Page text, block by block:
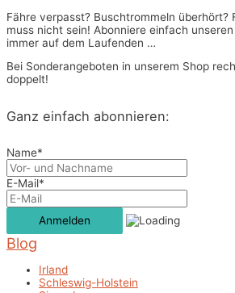
Fähre verpasst? Buschtrommeln überhört?
muss nicht sein! Abonniere einfach
immer auf dem Laufenden …
Bei Sonderangeboten in unserem Shop
doppelt!
Ganz einfach abonnieren:
Name*
E-Mail*
Blog
Irland
Schleswig-Holstein